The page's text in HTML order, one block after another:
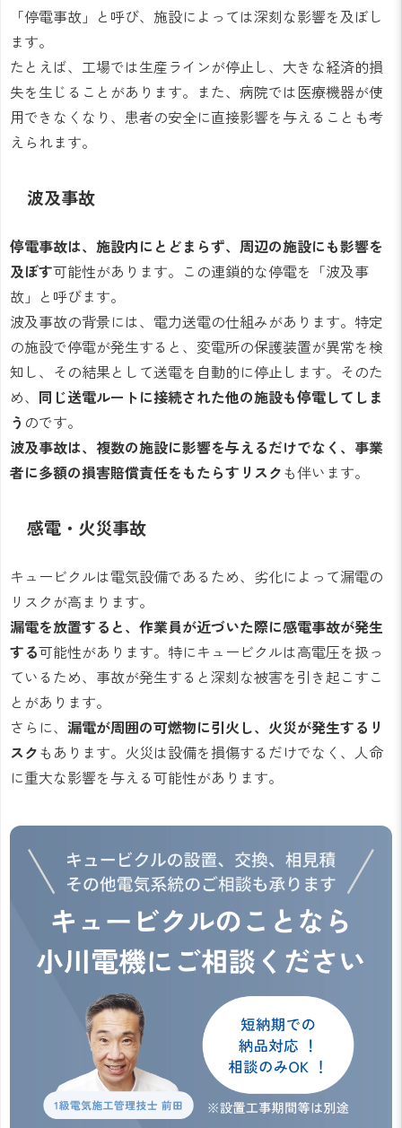
「停電事故」と呼び、施設によっては深刻な影響を及ぼし
ます。
たとえば、工場では生産ラインが停止し、大きな経済的損
失を生じることがあります。また、病院では医療機器が使
用できなくなり、患者の安全に直接影響を与えることも考
えられます。
波及事故
停電事故は、施設内にとどまらず、周辺の施設にも影響を
及ぼす可能性があります。この連鎖的な停電を「波及事
故」と呼びます。
波及事故の背景には、電力送電の仕組みがあります。特定
の施設で停電が発生すると、変電所の保護装置が異常を検
知し、その結果として送電を自動的に停止します。そのた
め、 同じ送電ルートに接続された他の施設も停電してしま
う のです。
波及事故は、複数の施設に影響を与えるだけでなく、事業
者に多額の損害賠償責任をもたらすリスクも伴います。
感電・火災事故
キュービクルは電気設備であるため、劣化によって漏電の
リスクが高まります。
漏電を放置すると、作業員が近づいた際に感電事故が発生
する可能性があります。特にキュービクルは高電圧を扱っ
ているため、事故が発生すると深刻な被害を引き起こすこ
とがあります。
さらに、 漏電が周囲の可燃物に引火し、火災が発生するリ
スクもあります。火災は設備を損傷するだけでなく、人命
に重大な影響を与える可能性があります。